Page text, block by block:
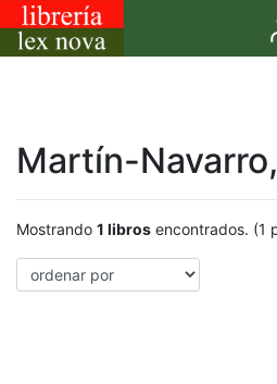
Martín-
Mostrando 1 libros encontrados. (1